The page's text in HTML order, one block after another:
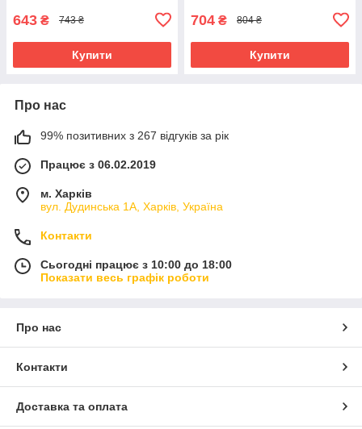
643 ₴ 743 ₴
Купити
704 ₴ 804 ₴
Купити
Про нас
99% позитивних з 267 відгуків за рік
Працює з 06.02.2019
м. Харків
вул. Дудинська 1А, Харків, Україна
Контакти
Сьогодні працює з 10:00 до 18:00
Показати весь графік роботи
Про нас
Контакти
Доставка та оплата